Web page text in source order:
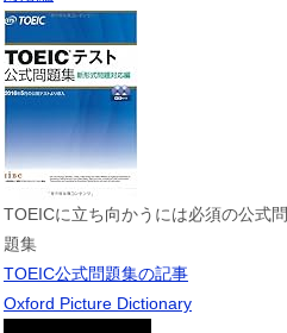
TOEICに立ち向かうには必須の公式問
題集
TOEIC公式問題集の記事
Oxford Picture Dictionary